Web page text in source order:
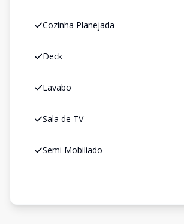
Cozinha Planejada
Deck
Lavabo
Sala de TV
Semi Mobiliado